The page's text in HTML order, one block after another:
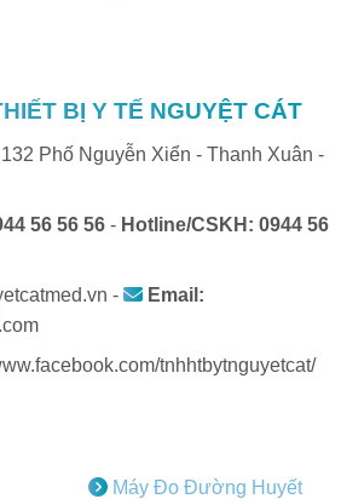
BỊ Y TẾ NGUYỆT CÁT
Phố Nguyễn Xiển - Thanh Xuân -
56 56 56 - Hotline/CSKH: 0944 56
-
Email:
tnhhtbytnguyetcat/
Máy Đo Đường Huyết